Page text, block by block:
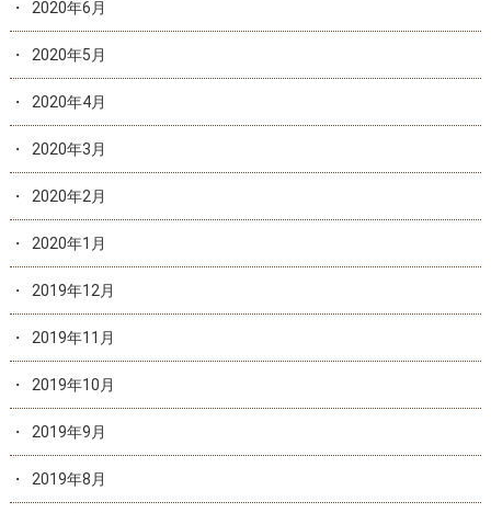
2020年6月
2020年5月
2020年4月
2020年3月
2020年2月
2020年1月
2019年12月
2019年11月
2019年10月
2019年9月
2019年8月